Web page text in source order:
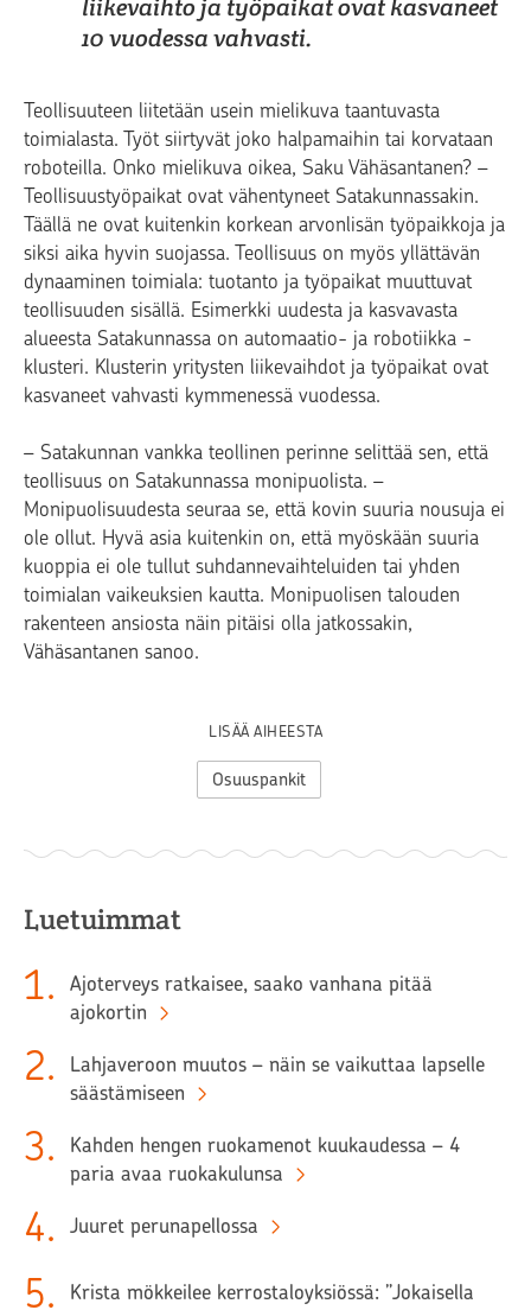
liikevaihto ja työpaikat ovat kasvaneet
10 vuodessa vahvasti.
Teollisuuteen liitetään usein mielikuva taantuvasta
toimialasta. Työt siirtyvät joko halpamaihin tai korvataan
roboteilla. Onko mielikuva oikea, Saku Vähäsantanen? –
Teollisuustyöpaikat ovat vähentyneet Satakunnassakin.
Täällä ne ovat kuitenkin korkean arvonlisän työpaikkoja ja
siksi aika hyvin suojassa. Teollisuus on myös yllättävän
dynaaminen toimiala: tuotanto ja työpaikat muuttuvat
teollisuuden sisällä. Esimerkki uudesta ja kasvavasta
alueesta Satakunnassa on automaatio- ja robotiikka -
klusteri. Klusterin yritysten liikevaihdot ja työpaikat ovat
kasvaneet vahvasti kymmenessä vuodessa.
– Satakunnan vankka teollinen perinne selittää sen, että
teollisuus on Satakunnassa monipuolista. –
Monipuolisuudesta seuraa se, että kovin suuria nousuja ei
ole ollut. Hyvä asia kuitenkin on, että myöskään suuria
kuoppia ei ole tullut suhdannevaihteluiden tai yhden
toimialan vaikeuksien kautta. Monipuolisen talouden
rakenteen ansiosta näin pitäisi olla jatkossakin,
Vähäsantanen sanoo.
LISÄÄ AIHEESTA
Osuuspankit
Luetuimmat
1.
Ajoterveys ratkaisee, saako vanhana pitää
ajokortin
2.
Lahjaveroon muutos – näin se vaikuttaa lapselle
säästämiseen
3.
Kahden hengen ruokamenot kuukaudessa – 4
paria avaa ruokakulunsa
4. Juuret perunapellossa
5.
Krista mökkeilee kerrostaloyksiössä: ”Jokaisella